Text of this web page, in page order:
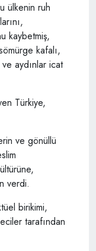
ülkenin ruh
kaybetmiş,
kafalı,
aydınlar icat
Türkiye,
ve gönüllü
verdi.
birikimi,
tarafından